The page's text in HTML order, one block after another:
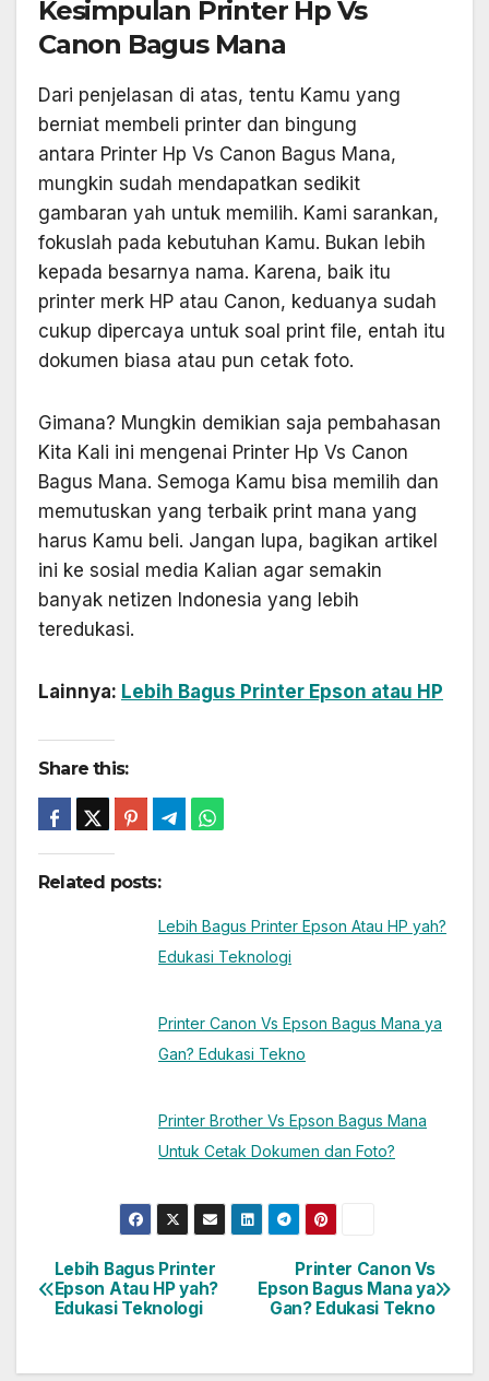
Kesimpulan Printer Hp Vs
Canon Bagus Mana
Dari penjelasan di atas, tentu Kamu yang
berniat membeli printer dan bingung
antara Printer Hp Vs Canon Bagus Mana,
mungkin sudah mendapatkan sedikit
gambaran yah untuk memilih. Kami sarankan,
fokuslah pada kebutuhan Kamu. Bukan lebih
kepada besarnya nama. Karena, baik itu
printer merk HP atau Canon, keduanya sudah
cukup dipercaya untuk soal print file, entah itu
dokumen biasa atau pun cetak foto.
Gimana? Mungkin demikian saja pembahasan
Kita Kali ini mengenai Printer Hp Vs Canon
Bagus Mana. Semoga Kamu bisa memilih dan
memutuskan yang terbaik print mana yang
harus Kamu beli. Jangan lupa, bagikan artikel
ini ke sosial media Kalian agar semakin
banyak netizen Indonesia yang lebih
teredukasi.
Lainnya: Lebih Bagus Printer Epson atau HP
Share this:
Related posts:
Lebih Bagus Printer Epson Atau HP yah?
Edukasi Teknologi
Printer Canon Vs Epson Bagus Mana ya
Gan? Edukasi Tekno
Printer Brother Vs Epson Bagus Mana
Untuk Cetak Dokumen dan Foto?
Post
navigation
Printer Canon Vs
Epson Bagus Mana ya
Gan? Edukasi Tekno
Lebih Bagus Printer
Epson Atau HP yah?
Edukasi Teknologi